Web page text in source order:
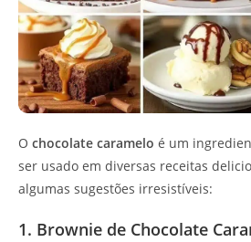
O chocolate caramelo é um
ser usado em diversas receitas
algumas sugestões irresistíveis:
1. Brownie de Chocolate